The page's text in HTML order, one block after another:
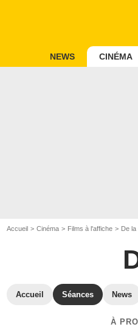
NEWS CINÉMA
Accueil Cinéma Films à l'affiche De
Accueil Séances News
À